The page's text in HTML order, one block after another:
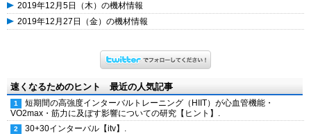
2019年12月5日（木）の機材情報
2019年12月27日（金）の機材情報
速くなるためのヒント 最近の人気記事
短期間の高強度インターバルトレーニング（HIIT）が心血管機能・
VO2max・筋力に及ぼす影響についての研究【ヒント】.
30+30インターバル【itv】.